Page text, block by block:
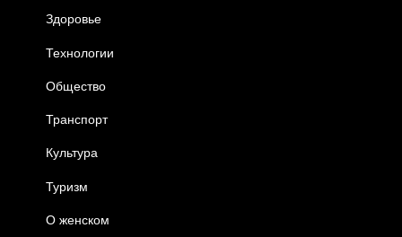
Здоровье
Технологии
Общество
Транспорт
Культура
Туризм
О женском